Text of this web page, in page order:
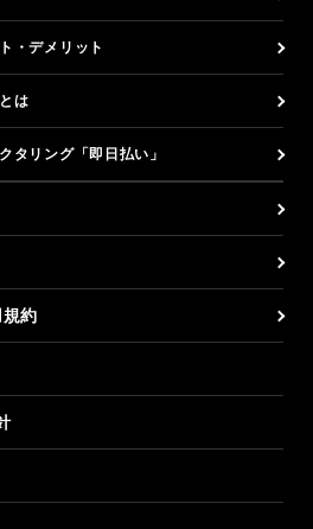
・デメリット
は
タリング「即日払い」
約